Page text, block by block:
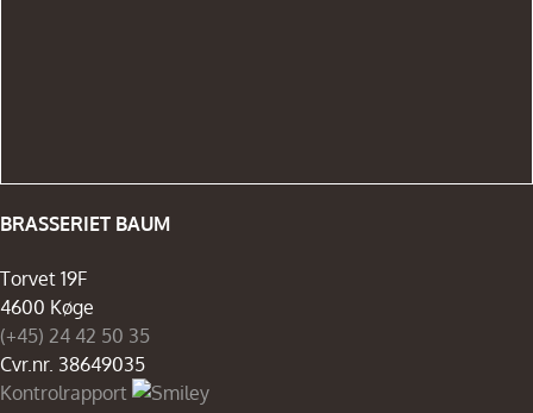
BRASSERIET BAUM
Torvet 19F
4600 Køge
(+45) 24 42 50 35
Cvr.nr. 38649035
Kontrolrapport